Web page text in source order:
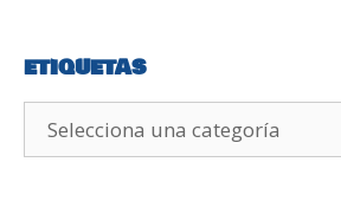
ETIQUETAS